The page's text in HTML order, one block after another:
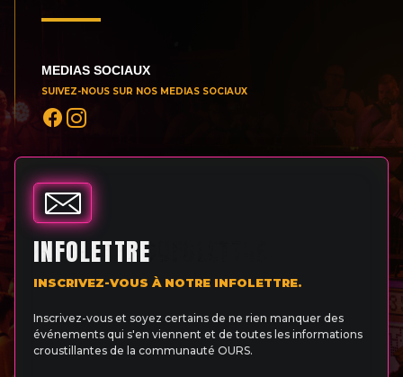
MEDIAS SOCIAUX
SUIVEZ-NOUS SUR NOS MEDIAS SOCIAUX
INFOLETTRE
INSCRIVEZ-VOUS À NOTRE INFOLETTRE.
Inscrivez-vous et soyez certains de ne rien manquer des
événements qui s'en viennent et de toutes les informations
croustillantes de la communauté OURS.